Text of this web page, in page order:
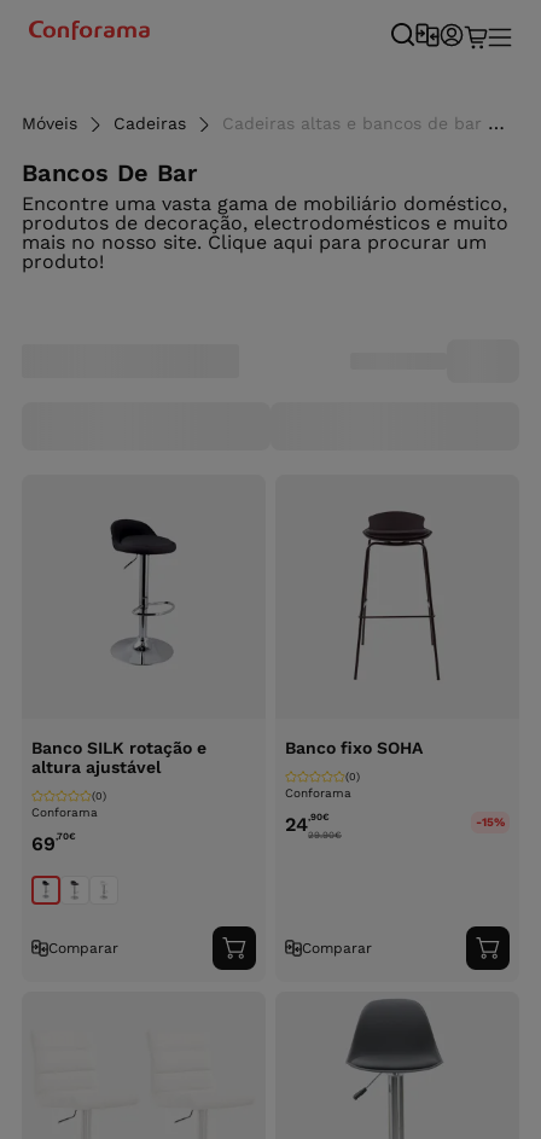
Móveis Cadeiras Cadeiras altas e bancos de bar ao melhor preço - Conforama - Conforama
Bancos De Bar
Encontre uma vasta gama de mobiliário doméstico,
produtos de decoração, electrodomésticos e muito
mais no nosso site. Clique aqui para procurar um
produto!
Banco SILK rotação e
altura ajustável
Conforama
(0)
69,70€
Comparar
Adicionar
ao
Banco fixo SOHA
Conforama
(0)
24,90€
29.90€
-15%
Comparar
ao